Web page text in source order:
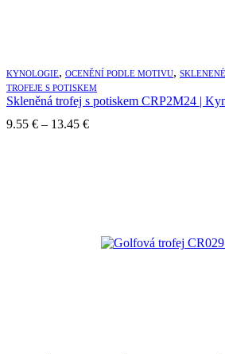
KYNOLOGIE, OCENĚNÍ PODLE MOTIVU,
TROFEJE S POTISKEM
Skleněná trofej s potiskem CRP2M24 |
9.55 € – 13.45 €Price